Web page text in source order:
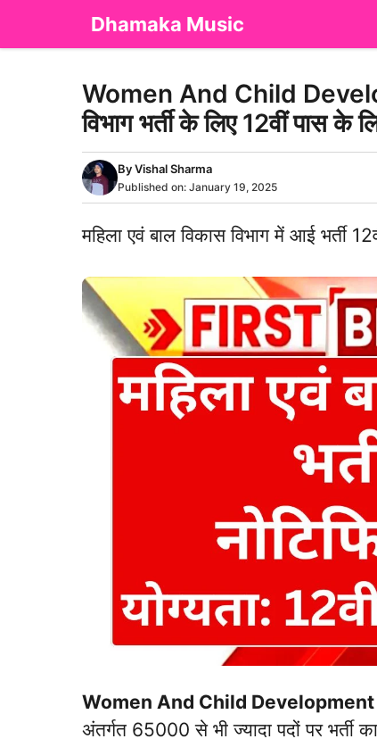
Dhamaka Music
Women And Child
विभाग भर्ती के लिए 12वीं पास के
ByVishal Sharma
Published on: January 19, 2025
महिला एवं बाल विकास विभाग में आई भर्ती
Women And Child
अंतर्गत 65000 से भी ज्यादा पदों पर